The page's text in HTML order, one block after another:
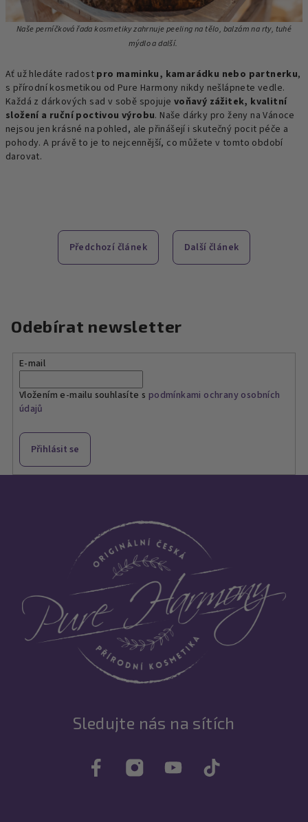
Naše perníčková řada kosmetiky zahrnuje peeling na tělo, balzám na rty, tuhé
mýdlo a další.
Ať už hledáte radost pro maminku, kamarádku nebo partnerku,
s přírodní kosmetikou od Pure Harmony nikdy nešlápnete vedle.
Každá z dárkových sad v sobě spojuje voňavý zážitek, kvalitní
složení a ruční poctivou výrobu. Naše dárky pro ženy na Vánoce
nejsou jen krásné na pohled, ale přinášejí i skutečný pocit péče a
pohody. A právě to je to nejcennější, co můžete v tomto období
darovat.
Předchozí článek Další článek
Odebírat newsletter
E-mail
Vložením e-mailu souhlasíte s podmínkami ochrany osobních
údajů
Přihlásit se
Sledujte nás na sítích